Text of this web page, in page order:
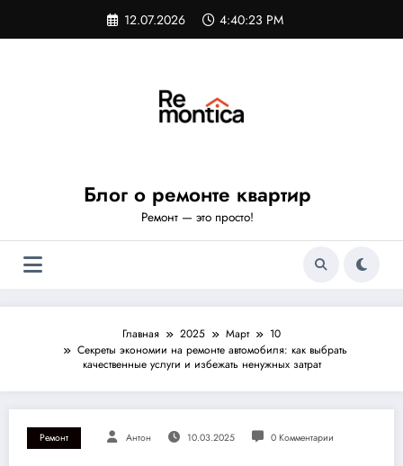
содержимому
12.07.2026 4:40:24 PM
Блог о ремонте квартир
Ремонт — это просто!
Главная 2025 Март
10
Секреты экономии на ремонте автомобиля: как выбрать
качественные услуги и избежать ненужных затрат
Ремонт Антон 10.03.2025 0 Комментарии